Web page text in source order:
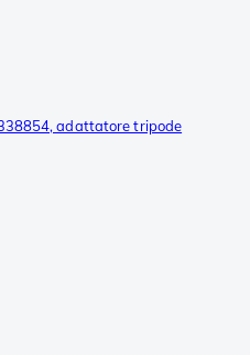
adattatore tripode